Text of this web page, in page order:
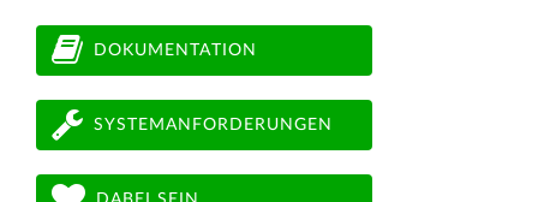
DOKUMENTATION
SYSTEMANFORDERUNGEN